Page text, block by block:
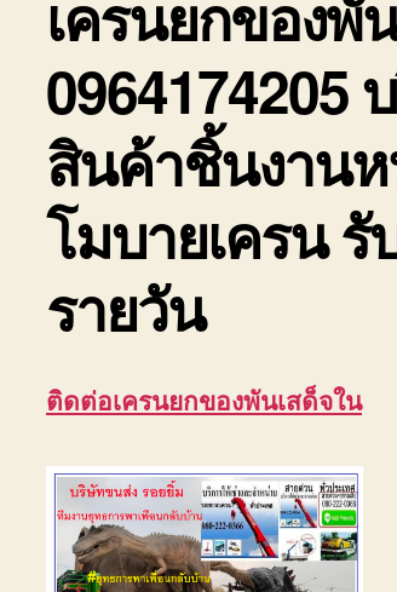
เครนยกของพั
0964174205
สินค้าชิ้นงาน
โมบายเครน รั
รายวัน
ติดต่อเครนยกของพันเสด็จใน